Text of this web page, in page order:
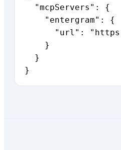
  "mcpServers": {
    "entergram": {
"url":
    }
  }
}